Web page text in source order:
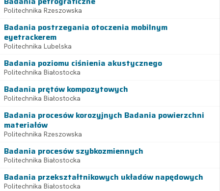
Politechnika Rzeszowska
Badania postrzegania otoczenia mobilnym
eyetrackerem
Politechnika Lubelska
Badania poziomu ciśnienia akustycznego
Politechnika Białostocka
Badania prętów kompozytowych
Politechnika Białostocka
Badania procesów korozyjnych Badania powierzchni
materiałów
Politechnika Rzeszowska
Badania procesów szybkozmiennych
Politechnika Białostocka
Badania przekształtnikowych układów napędowych
Politechnika Białostocka